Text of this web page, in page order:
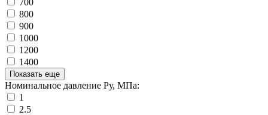
800
900
1000
1200
1400
Показать еще
Номинальное давление Ру, МПа:
1
2.5